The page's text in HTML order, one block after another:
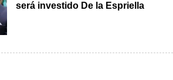
será investido De la Espriella